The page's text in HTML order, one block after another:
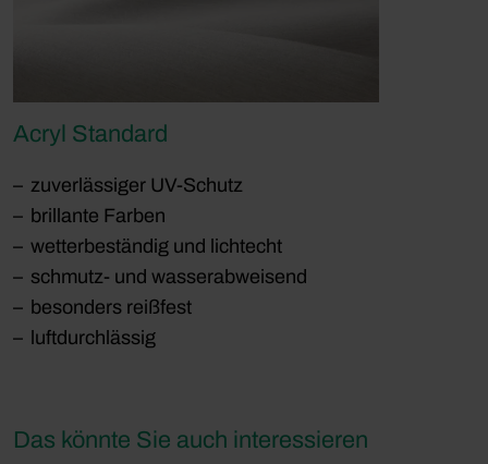
Acryl Standard
zuverlässiger UV-Schutz
brillante Farben
wetterbeständig und lichtecht
schmutz- und wasserabweisend
besonders reißfest
luftdurchlässig
Das könnte Sie auch interessieren